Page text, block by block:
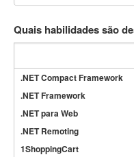
Quais habilidades são
.NET Compact Framework
.NET Framework
.NET para Web
.NET Remoting
1ShoppingCart